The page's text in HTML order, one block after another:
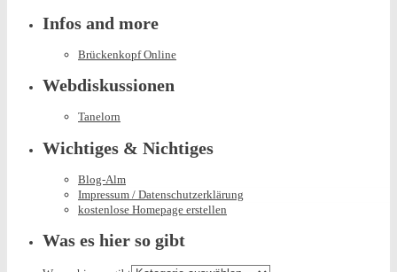
Infos and more
Brückenkopf Online
Webdiskussionen
Tanelorn
Wichtiges & Nichtiges
Blog-Alm
Impressum / Datenschutzerklärung
kostenlose Homepage erstellen
Was es hier so gibt